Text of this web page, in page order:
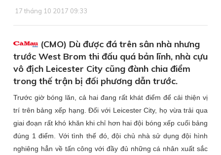
17 tháng 10 2017 09:33
(CMO) Dù được đá trên sân nhà nhưng
trước West Brom thi đấu quá bản lĩnh, nhà cựu
vô địch Leicester City cũng đành chia điểm
trong thế trận bị đối phương dẫn trước.
Trước giờ bóng lăn, cả hai đang rất khát điểm để cải thiện vị
trí trên bảng xếp hạng. Đối với Leicester City, họ vừa trải qua
giai đoạn rất khó khăn khi chỉ hơn hai đội bóng xếp cuối bảng
đúng 1 điểm. Với tình thế đó, đội chủ nhà sử dụng đội hình
nghiêng hẳn về tấn công với đầy đủ những cá nhân xuất sắc